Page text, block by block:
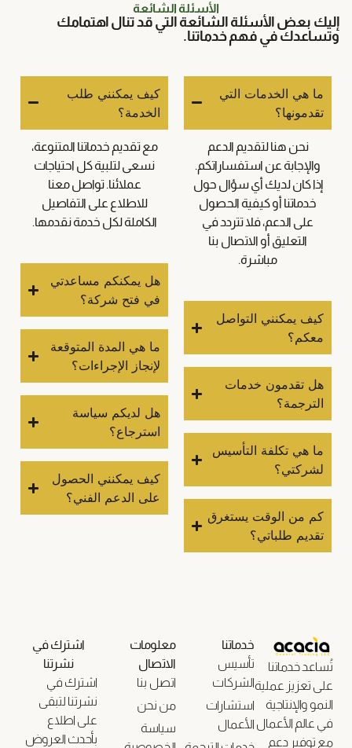
الأسئلة الشائعة
إليك بعض الأسئلة الشائعة التي قد تنال اهتمامك
وتساعدك في فهم خدماتنا.
ما هي الخدمات التي
تقدمونها؟
نحن هنا لتقديم الدعم
والإجابة عن استفساراتكم.
إذا كان لديك أي سؤال حول
خدماتنا أو كيفية الحصول
على الدعم، فلا تتردد في
التعليق أو الاتصال بنا
مباشرة.
كيف يمكنني التواصل
معكم؟
هل تقدمون خدمات
الترجمة؟
ما هي تكلفة التأسيس
لشركتي؟
كم من الوقت يستغرق
تقديم طلباتي؟
كيف يمكنني طلب
الخدمة؟
مع تقديم خدماتنا المتنوعة،
نسعى لتلبية كل احتياجات
عملائنا. تواصل معنا
للاطلاع على التفاصيل
الكاملة لكل خدمة نقدمها.
هل يمكنكم مساعدتي
في فتح شركة؟
ما هي المدة المتوقعة
لإنجاز الإجراءات؟
هل لديكم سياسة
استرجاع؟
كيف يمكنني الحصول
على الدعم الفني؟
تُساعد خدماتنا
على تعزيز عملية
النمو والإنتاجية
في عالم الأعمال
مع توفير دعم
خدماتنا
تأسيس
الشركات
استشارات
الأعمال
معلومات
الاتصال
اتصل بنا
من نحن
سياسة
اشترك في
نشرتنا
اشترك في
نشرتنا لتبقى
على اطلاع
بأحدث العروض